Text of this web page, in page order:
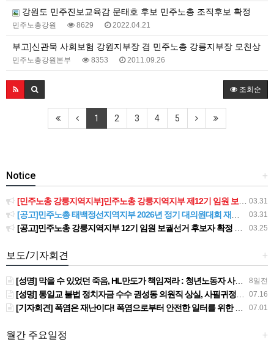
강원도 민주진보교육감 문태호 후보 민주노총 조직후보 확정
민주노총강원 8629 2022.04.21
부고]신관묵 사회보험 강원지부장 겸 민주노총 강릉지부장 모친상
민주노총강원본부 8353 2011.09.26
조회순
1 2 3 4 5
+
Notice
03.31
[민주노총 강릉지역지부]민주노총 강릉지역지부 제12기 임원 보궐선거결과 공고
03.31
[공고]민주노총 태백정선지역지부 2026년 정기 대의원대회 재소집 건
03.25
[공고]민주노총 강릉지역지부 12기 임원 보궐선거 후보자 확정 공고
+
보도/기자회견
8일전
[성명] 막을 수 있었던 죽음, HL만도가 책임져라 : 청년노동자 사망사고의 철저한 진상규명과 재발방지 대책 마련하라
07.16
[성명] 통일교 불법 정치자금 수수 권성동 의원직 상실, 사필귀정이다
07.01
[기자회견] 폭염은 재난이다! 폭염으로부터 안전한 일터를 위한 민주노총 강원지역본부 폭염감시단 선포 기자회견
+
월간 주요일정